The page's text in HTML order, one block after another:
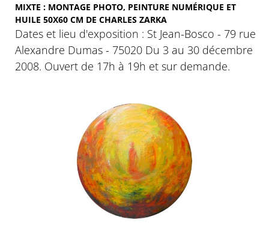
MIXTE : MONTAGE PHOTO, PEINTURE NUMÉRIQUE ET
HUILE 50X60 CM DE CHARLES ZARKA
Dates et lieu d'exposition : St Jean-Bosco - 79 rue
Alexandre Dumas - 75020 Du 3 au 30 décembre
2008. Ouvert de 17h à 19h et sur demande.